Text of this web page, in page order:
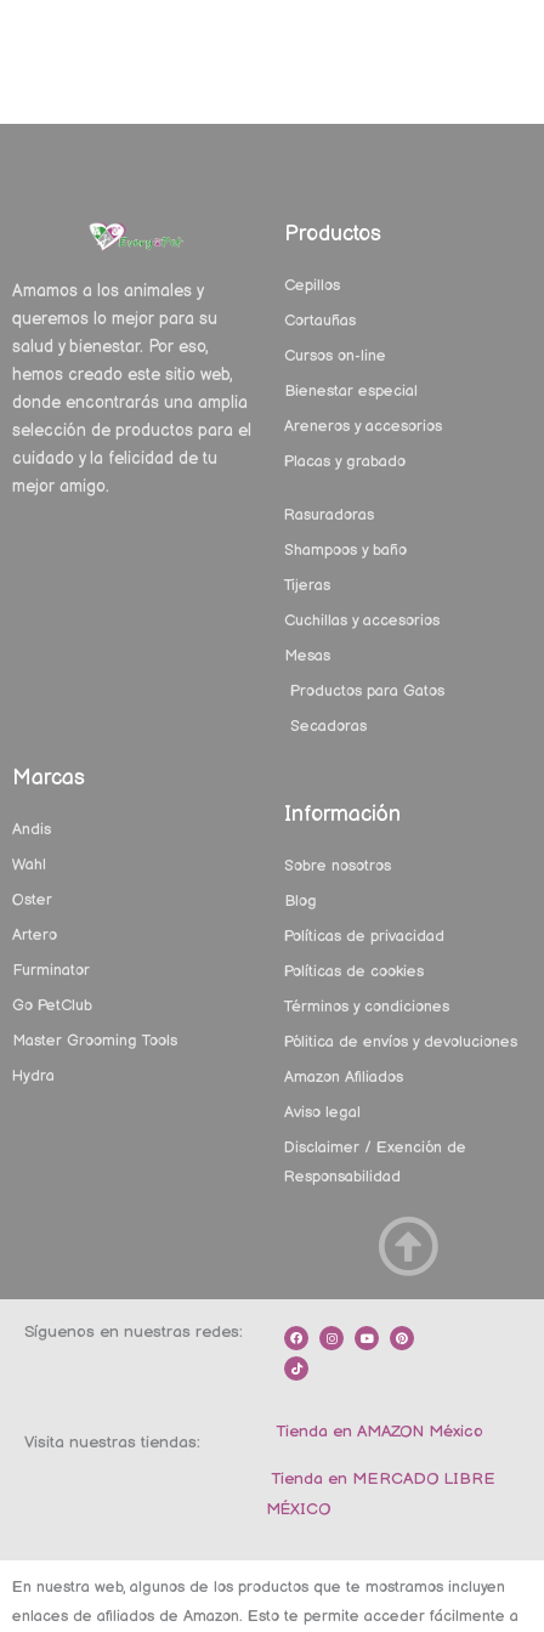
Amamos a los animales y
queremos lo mejor para su
salud y bienestar. Por eso,
hemos creado este sitio web,
donde encontrarás una amplia
selección de productos para el
cuidado y la felicidad de tu
mejor amigo.
Productos
Cepillos
Cortauñas
Cursos on-line
Bienestar especial
Areneros y accesorios
Placas y grabado
Rasuradoras
Shampoos y baño
Tijeras
Cuchillas y accesorios
Mesas
Productos para Gatos
Secadoras
Marcas
Andis
Wahl
Oster
Artero
Furminator
Go PetClub
Master Grooming Tools
Hydra
Información
Sobre nosotros
Blog
Políticas de privacidad
Políticas de cookies
Términos y condiciones
Pólitica de envíos y devoluciones
Amazon Afiliados
Aviso legal
Disclaimer / Exención de
Responsabilidad
Síguenos en nuestras redes:
F
a
c
e
b
I
n
s
m
Y
o
u
P
i
n
t
T
i
k
t
o
Visita nuestras tiendas:
Tienda en AMAZON México
Tienda en MERCADO LIBRE
MÉXICO
En nuestra web, algunos de los productos que te mostramos incluyen
enlaces de afiliados de Amazon. Esto te permite acceder fácilmente a